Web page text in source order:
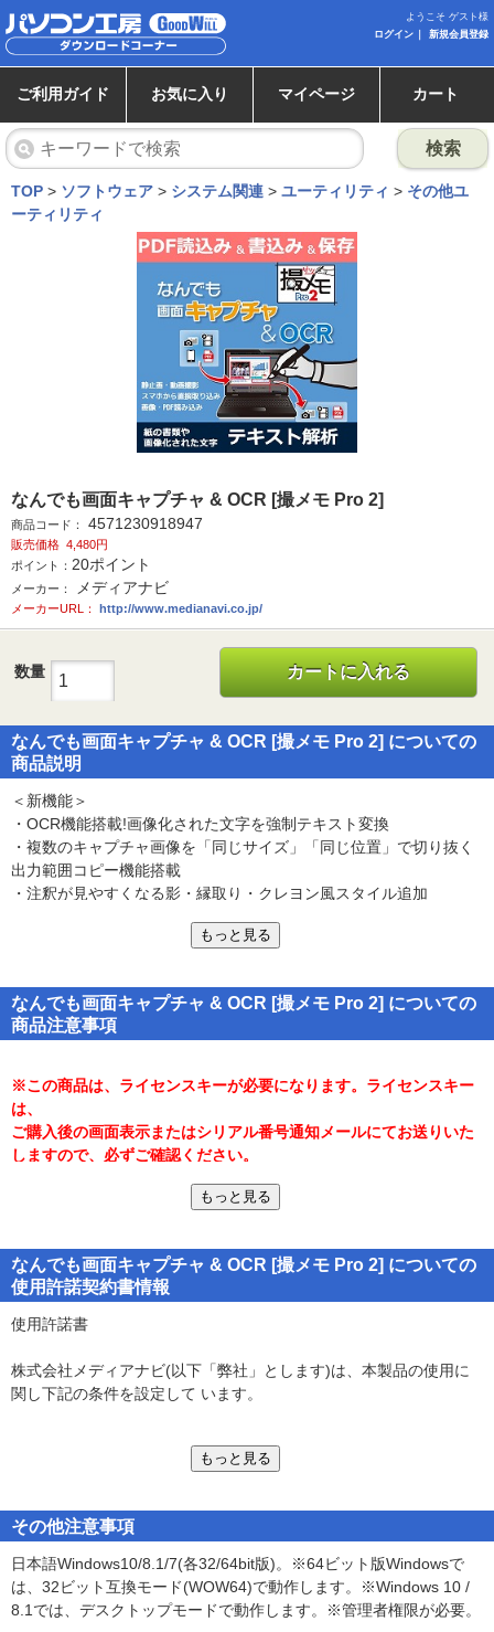
ようこそ ゲスト様
ログイン
新規会員登録
ご利用ガイド お気に入り マイページ カート
検索
TOP > ソフトウェア > システム関連 > ユーティリティ > その他ユ
ーティリティ
なんでも画面キャプチャ & OCR [撮メモ Pro 2]
商品コード： 4571230918947
販売価格 4,480円
ポイント： 20ポイント
メーカー： メディアナビ
メーカーURL： http://www.medianavi.co.jp/
数量 カートに入れる
なんでも画面キャプチャ & OCR [撮メモ Pro 2] についての
商品説明
＜新機能＞
・OCR機能搭載!画像化された文字を強制テキスト変換
・複数のキャプチャ画像を「同じサイズ」「同じ位置」で切り抜く
出力範囲コピー機能搭載
・注釈が見やすくなる影・縁取り・クレヨン風スタイル追加
・パソコン画面の必要な部分だけ静止画撮影や動画録画できる
・画像・動画・読み込んだPDFに文字や図形を書き込める
・用途に合わせた3つの撮影方法(デスクトップ全体/アクティブウィ
・ドラッグ&ドロップで読み込み・書き出し可能!他のソフトに直接
貼り付けできる
・キャプチャ画像のモノクロ化で書き込みを目立たせる!
・ファイル保存不要、撮ったら自動的に保存されます
・個人情報保護に使えるモザイク処理機能
もっと見る
なんでも画面キャプチャ & OCR [撮メモ Pro 2] についての
商品注意事項
※この商品は、ライセンスキーが必要になります。ライセンスキー
は、
ご購入後の画面表示またはシリアル番号通知メールにてお送りいた
しますので、必ずご確認ください。
■注意事項
※Windowsには.NET Framework 4.5がインストールされている必要
があります。
(Windows UpdateあるいはMicrosoftのページから無料で入手するこ
※インストールには、管理者権限での実行が必要です。
※本製品はデスクトップモードでのキャプチャのみをサポートして
Windowsストアアプリ(全画面表示のキャプチャはサポート対象外で
※使用アプリケーションによっては撮影できないあるいは期待した
※PCのサウンドを録音する場合は、ステレオミキサーの利用が可能
なオーディオデバイスとドライバが必要です。出力対応デバイスで
あっても、すべての機器での動作を保障するものではありません。
もっと見る
なんでも画面キャプチャ & OCR [撮メモ Pro 2] についての
使用許諾契約書情報
使用許諾書
株式会社メディアナビ(以下「弊社」とします)は、本製品の使用に
関し下記の条件を設定して います。
ん。
3. 本製品の全部または一部を無断で複製・転載したり、第三者に販
売・譲渡することは できません。
もっと見る
その他注意事項
日本語Windows10/8.1/7(各32/64bit版)。※64ビット版Windowsで
は、32ビット互換モード(WOW64)で動作します。※Windows 10 /
8.1では、デスクトップモードで動作します。※管理者権限が必要。